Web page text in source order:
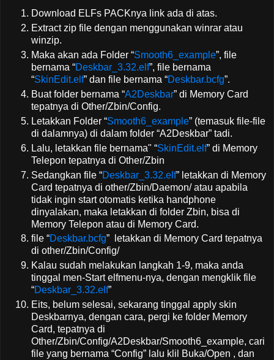
Download ELFs PACKnya link ada di atas.
Extract zip file dengan menggunakan winrar atau
winzip.
Maka akan ada Folder “Smooth6_example”, file
bernama “Deskbar_3.32.elf”, file bernama
“SkinEdit.elf” dan file bernama “Deskbar.bcfg”.
Buat folder bernama “A2Deskbar” di Memory Card
tepatnya di Other/Zbin/Config.
Letakkan Folder “Smooth6_example” (temasuk file-file
di dalamnya) di dalam folder “A2Deskbar” tadi.
Lalu, letakkan file bernama" “SkinEdit.elf” di Memory
Telepon tepatnya di Other/Zbin
Sedangkan file “Deskbar_3.32.elf” letakkan di Memory
Card tepatnya di other/Zbin/Daemon/ atau apabila
tidak ingin start otomatis ketika handphone
dinyalakan, maka letakkan di folder Zbin, bisa di
Memory Telepon atau di Memory Card.
file “Deskbar.bcfg” letakkan di Memory Card tepatnya
di other/Zbin/Config/
Kalau sudah melakukan langkah 1-9, maka anda
tinggal men-Start elfmenu-nya, dengan mengklik file
“Deskbar_3.32.elf”
Eits, belum selesai, sekarang tinggal apply skin
Deskbarnya, dengan cara, pergi ke folder Memory
Card, tepatnya di
Other/Zbin/Config/A2Deskbar/Smooth6_example, cari
file yang bernama “Config” lalu klil Buka/Open , dan